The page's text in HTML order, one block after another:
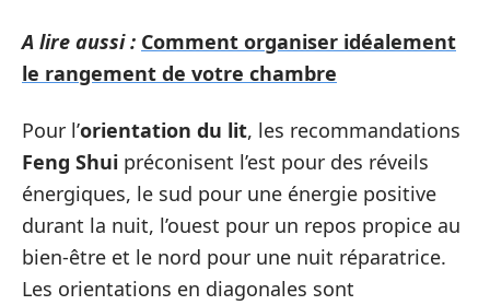
A lire aussi : Comment organiser idéalement
le rangement de votre chambre
Pour l’orientation du lit, les recommandations
Feng Shui préconisent l’est pour des réveils
énergiques, le sud pour une énergie positive
durant la nuit, l’ouest pour un repos propice au
bien-être et le nord pour une nuit réparatrice.
Les orientations en diagonales sont